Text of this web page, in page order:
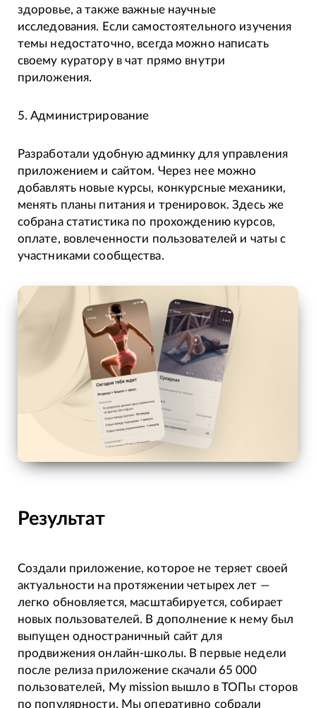
здоровье, а также важные научные
исследования. Если самостоятельного изучения
темы недостаточно, всегда можно написать
своему куратору в чат прямо внутри
приложения.
5. Администрирование
Разработали удобную админку для управления
приложением и сайтом. Через нее можно
добавлять новые курсы, конкурсные механики,
менять планы питания и тренировок. Здесь же
собрана статистика по прохождению курсов,
оплате, вовлеченности пользователей и чаты с
участниками сообщества.
Результат
Создали приложение, которое не теряет своей
актуальности на протяжении четырех лет —
легко обновляется, масштабируется, собирает
новых пользователей. В дополнение к нему был
выпущен одностраничный сайт для
продвижения онлайн-школы. В первые недели
после релиза приложение скачали 65 000
пользователей, My mission вышло в ТОПы сторов
по популярности. Мы оперативно собрали